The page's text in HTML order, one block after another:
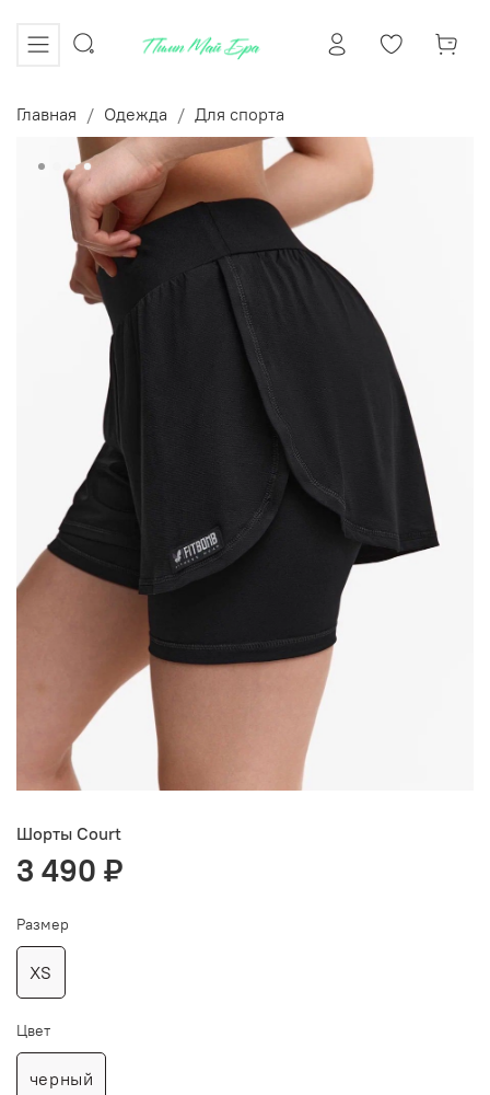
Главная Одежда Для спорта
Шорты Court
3 490 ₽
Размер
XS
Цвет
черный